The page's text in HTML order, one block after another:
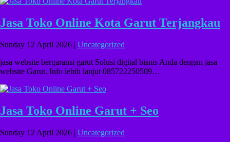
Jasa Toko Online Kota Garut Terjangkau
Sunday 12 April 2026 | Uncategorized
jasa website bergaransi garut Solusi digital bisnis Anda dengan jasa
website Garut. Info lebih lanjut 085722250509…
Jasa Toko Online Garut + Seo
Sunday 12 April 2026 | Uncategorized